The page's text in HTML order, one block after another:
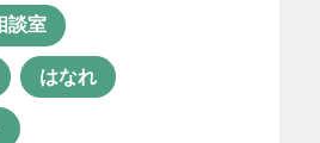
談室
はなれ